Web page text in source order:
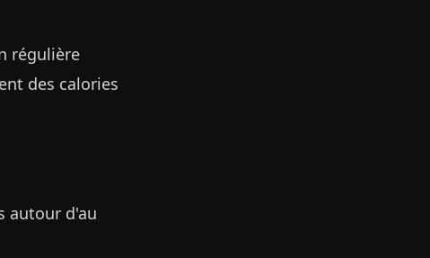
régulière
des calories
autour d'au